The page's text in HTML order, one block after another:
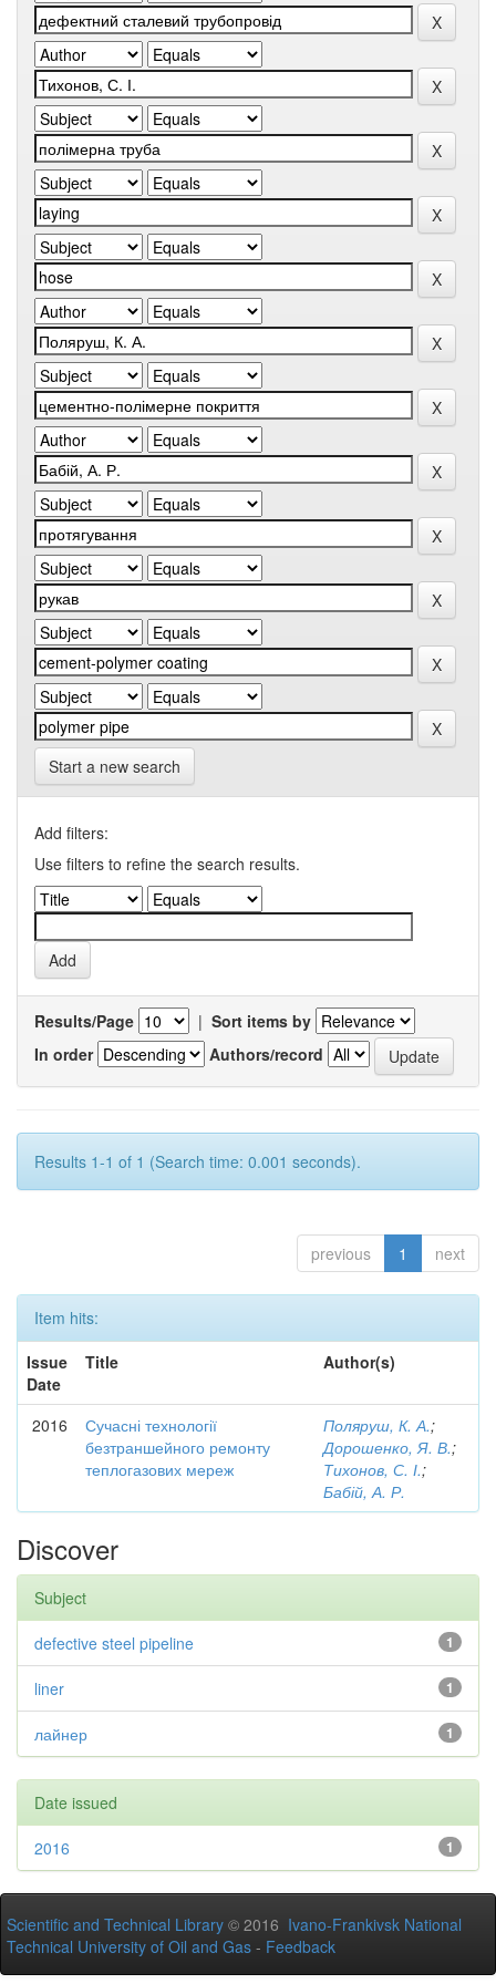
Start a new search
Add filters:
Use filters to refine the search results.
Results/Page | Sort items by
In order
Authors/record
Results 1-1 of 1 (Search time: 0.001 seconds).
previous 1 next
Item hits:
Issue
Date
Title Author(s)
2016
Сучасні технології
безтраншейного ремонту
теплогазових мереж
Поляруш, К. А.;
Дорошенко, Я. В.;
Тихонов, С. І.;
Бабій, А. Р.
Discover
Subject
1
defective steel pipeline
1
liner
1
лайнер
Date issued
1
2016
Scientific and Technical Library © 2016 Ivano-Frankivsk National
Technical University of Oil and Gas - Feedback